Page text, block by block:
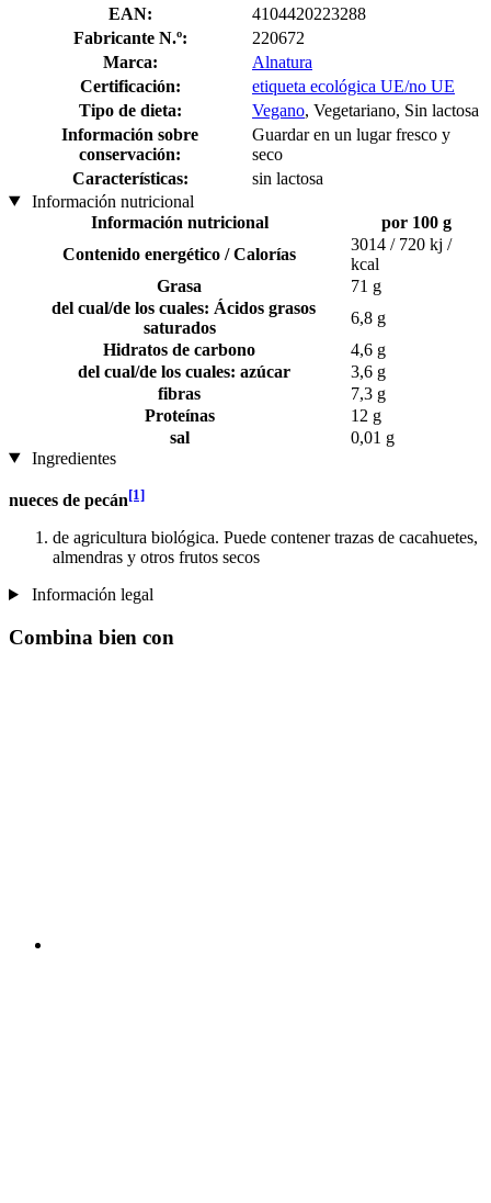
EAN:
4104420223288
Fabricante N.º:
220672
Marca:
Alnatura
Certificación:
etiqueta ecológica UE/no UE
Tipo de dieta:
Vegano, Vegetariano, Sin lactosa
Información sobre
conservación:
Guardar en un lugar fresco y
seco
Características:
sin lactosa
Información nutricional
Información nutricional
por 100 g
Contenido energético / Calorías
3014 / 720 kj /
kcal
Grasa
71 g
del cual/de los cuales: Ácidos grasos
saturados
6,8 g
Hidratos de carbono
4,6 g
del cual/de los cuales: azúcar
3,6 g
fibras
7,3 g
Proteínas
12 g
sal
0,01 g
Ingredientes
nueces de pecán[1]
de agricultura biológica. Puede contener trazas de cacahuetes,
almendras y otros frutos secos
Información legal
Combina bien con